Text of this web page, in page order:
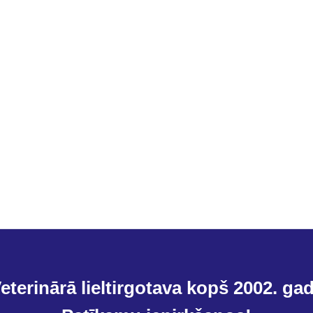
lieltirgotava kopš 2002.